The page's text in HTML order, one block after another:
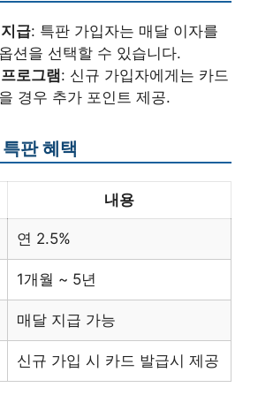
급: 특판 가입자는 매달 이자를
션을 선택할 수 있습니다.
로그램: 신규 가입자에게는 카드
경우 추가 포인트 제공.
판 혜택
내용
연 2.5%
1개월 ~ 5년
매달 지급 가능
신규 가입 시 카드 발급시 제공